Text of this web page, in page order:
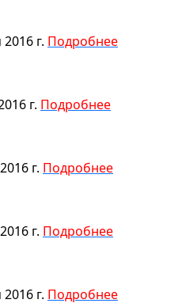
г. Подробнее
г. Подробнее
г. Подробнее
г. Подробнее
г. Подробнее